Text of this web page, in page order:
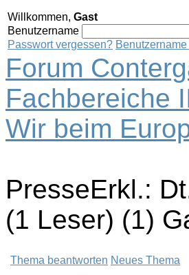
Willkommen, Gast
Benutzername
Passwort vergessen?
Forum
Fachbereiche
Wir beim
PresseErkl.:
(1 Leser) (1)
Thema beantworten Neues Thema